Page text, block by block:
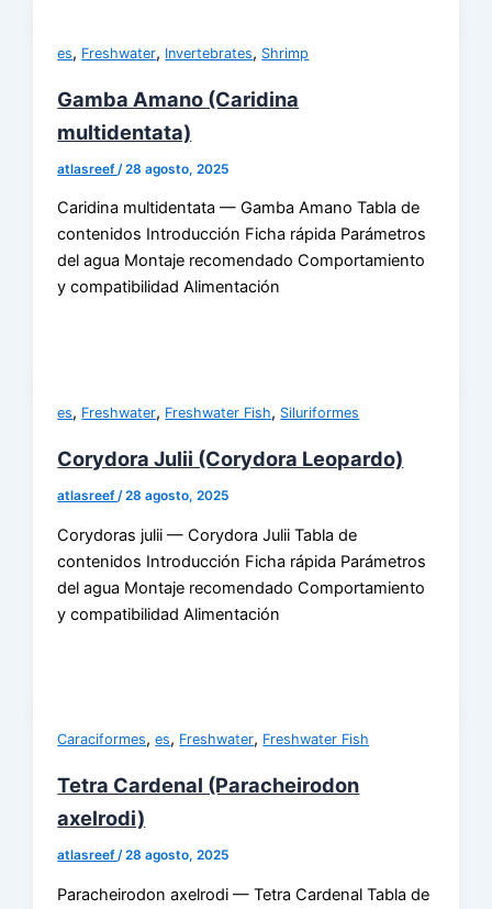
es, Freshwater, Invertebrates, Shrimp
Gamba Amano (Caridina
multidentata)
atlasreef /28 agosto, 2025
Caridina multidentata — Gamba Amano Tabla de
contenidos Introducción Ficha rápida Parámetros
del agua Montaje recomendado Comportamiento
y compatibilidad Alimentación
es, Freshwater, Freshwater Fish, Siluriformes
Corydora Julii (Corydora Leopardo)
atlasreef/28 agosto, 2025
Corydoras julii — Corydora Julii Tabla de
contenidos Introducción Ficha rápida Parámetros
del agua Montaje recomendado Comportamiento
y compatibilidad Alimentación
Caraciformes,es, Freshwater, Freshwater Fish
Tetra Cardenal (Paracheirodon
axelrodi)
atlasreef/28 agosto, 2025
Paracheirodon axelrodi — Tetra Cardenal Tabla de